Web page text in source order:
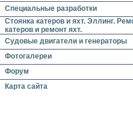
Специальные разработки
Стоянка катеров и яхт. Эллинг.
катеров и ремонт яхт.
Судовые двигатели и генераторы
Фотогалереи
Форум
Карта сайта